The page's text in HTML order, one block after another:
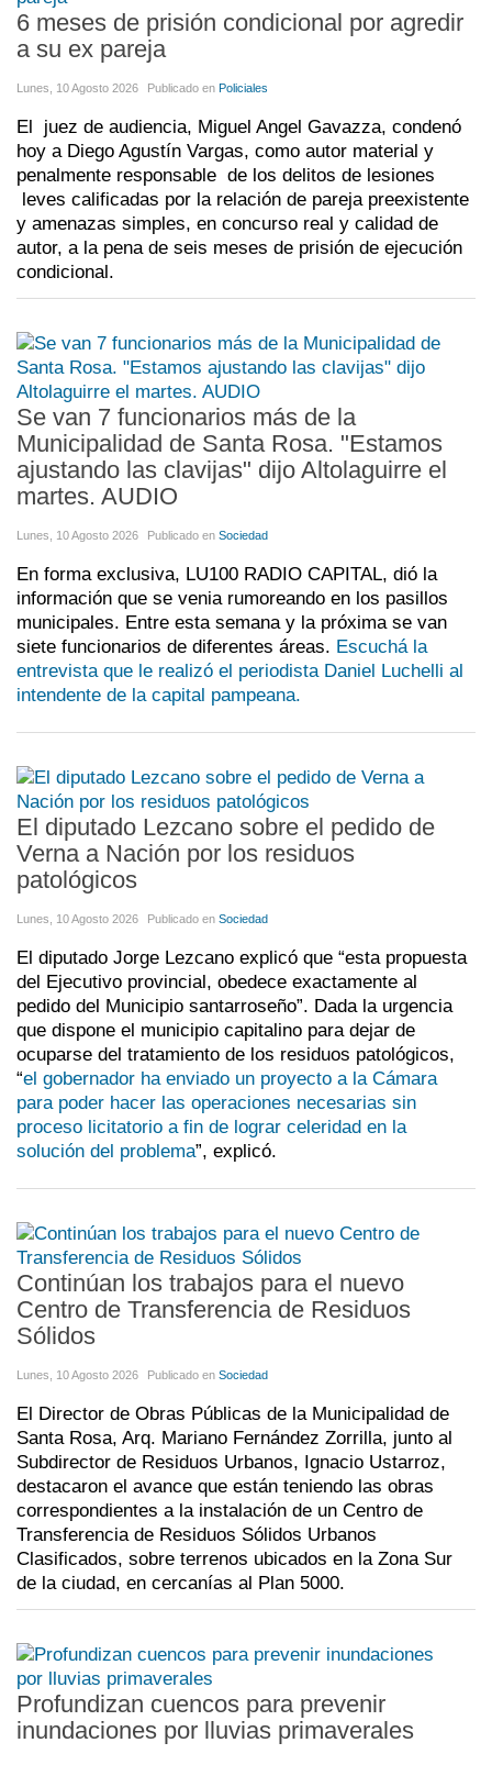
6 meses de prisión condicional por agredir
a su ex pareja
Lunes, 10 Agosto 2026 Publicado en Policiales
El juez de audiencia, Miguel Angel Gavazza, condenó
hoy a Diego Agustín Vargas, como autor material y
penalmente responsable de los delitos de lesiones
leves calificadas por la relación de pareja preexistente
y amenazas simples, en concurso real y calidad de
autor, a la pena de seis meses de prisión de ejecución
condicional.
Se van 7 funcionarios más de la
Municipalidad de Santa Rosa. "Estamos
ajustando las clavijas" dijo Altolaguirre el
martes. AUDIO
Lunes, 10 Agosto 2026 Publicado en Sociedad
En forma exclusiva, LU100 RADIO CAPITAL, dió la
información que se venia rumoreando en los pasillos
municipales. Entre esta semana y la próxima se van
siete funcionarios de diferentes áreas. Escuchá la
entrevista que le realizó el periodista Daniel Luchelli al
intendente de la capital pampeana.
El diputado Lezcano sobre el pedido de
Verna a Nación por los residuos
patológicos
Lunes, 10 Agosto 2026 Publicado en Sociedad
El diputado Jorge Lezcano explicó que “esta propuesta
del Ejecutivo provincial, obedece exactamente al
pedido del Municipio santarroseño”. Dada la urgencia
que dispone el municipio capitalino para dejar de
ocuparse del tratamiento de los residuos patológicos,
“el gobernador ha enviado un proyecto a la Cámara
para poder hacer las operaciones necesarias sin
proceso licitatorio a fin de lograr celeridad en la
solución del problema”, explicó.
Continúan los trabajos para el nuevo
Centro de Transferencia de Residuos
Sólidos
Lunes, 10 Agosto 2026 Publicado en Sociedad
El Director de Obras Públicas de la Municipalidad de
Santa Rosa, Arq. Mariano Fernández Zorrilla, junto al
Subdirector de Residuos Urbanos, Ignacio Ustarroz,
destacaron el avance que están teniendo las obras
correspondientes a la instalación de un Centro de
Transferencia de Residuos Sólidos Urbanos
Clasificados, sobre terrenos ubicados en la Zona Sur
de la ciudad, en cercanías al Plan 5000.
Profundizan cuencos para prevenir
inundaciones por lluvias primaverales